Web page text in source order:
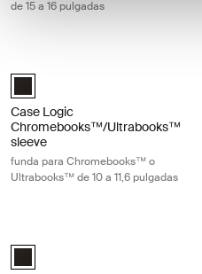
de 15 a 16 pulgadas
Case Logic 10-11.6"
Case Logic
Chromebooks™/Ultrabooks™
sleeve
funda para Chromebooks™ o
Ultrabooks™ de 10 a 11,6 pulgadas
Case Logic 12.5" - 13.3" Slim